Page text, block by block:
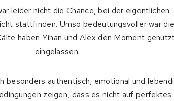
leider nicht die Chance, bei der eigentlichen
stattfinden. Umso bedeutungsvoller war
haben Yihan und Alex den Moment
eingelassen.
besonders authentisch, emotional und
zeigen, dass es nicht auf